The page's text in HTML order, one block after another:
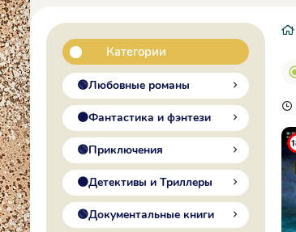
Категории
🟢Любовные романы
🟠Фантастика и фэнтези
🟢Приключения
🟠Детективы и Триллеры
🟢Документальные книги